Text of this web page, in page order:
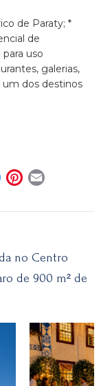
de Paraty; *
de
uso
galerias,
um dos destinos
TwitterPinterest
no Centro
de 900 m² de